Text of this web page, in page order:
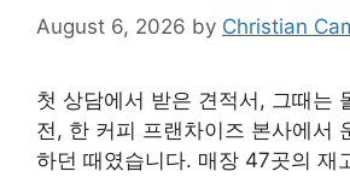
August 6, 2026 by Christian
첫 상담에서 받은 견적서, 그때는
전, 한 커피 프랜차이즈 본사에서
하던 때였습니다. 매장 47곳의 재